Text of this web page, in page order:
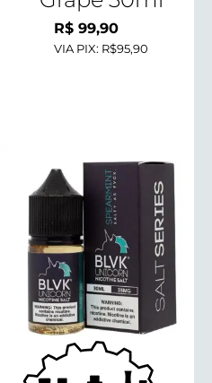
R$ 99,90
VIA PIX: R$95,90